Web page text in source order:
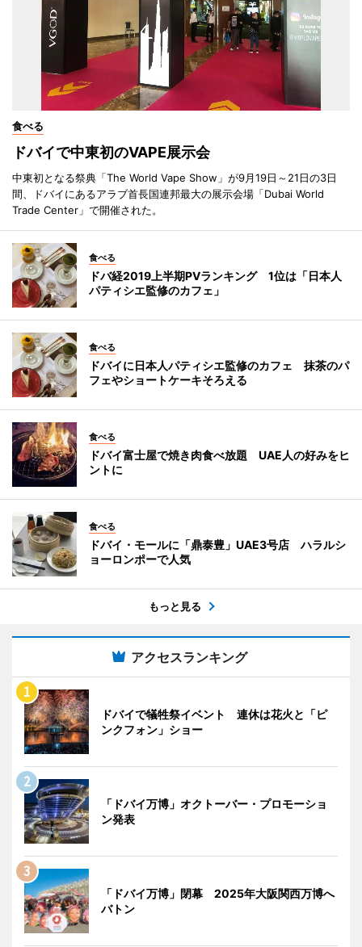
食べる
ドバイで中東初のVAPE展示会
中東初となる祭典「The World Vape Show」が9月19日～21日の3日
間、ドバイにあるアラブ首長国連邦最大の展示会場「Dubai World
Trade Center」で開催された。
食べる
ドバ経2019上半期PVランキング 1位は「日本人
パティシエ監修のカフェ」
食べる
ドバイに日本人パティシエ監修のカフェ 抹茶のパ
フェやショートケーキそろえる
食べる
ドバイ富士屋で焼き肉食べ放題 UAE人の好みをヒ
ントに
食べる
ドバイ・モールに「鼎泰豊」UAE3号店 ハラルシ
ョーロンポーで人気
もっと見る
アクセスランキング
ドバイで犠牲祭イベント 連休は花火と「ピ
ンクフォン」ショー
「ドバイ万博」オクトーバー・プロモーショ
ン発表
「ドバイ万博」閉幕 2025年大阪関西万博へ
バトン